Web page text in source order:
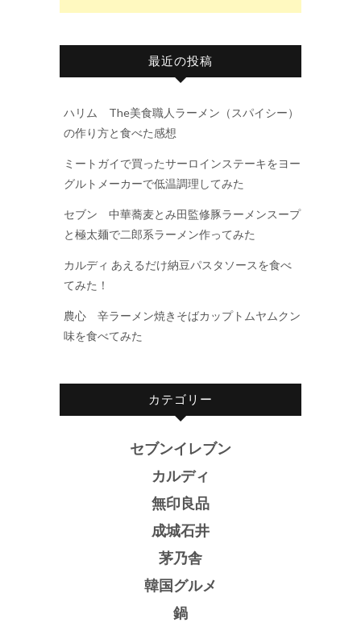
最近の投稿
ハリム The美食職人ラーメン（スパイシー）
の作り方と食べた感想
ミートガイで買ったサーロインステーキをヨー
グルトメーカーで低温調理してみた
セブン 中華蕎麦とみ田監修豚ラーメンスープ
と極太麺で二郎系ラーメン作ってみた
カルディ あえるだけ納豆パスタソースを食べ
てみた！
農心 辛ラーメン焼きそばカップトムヤムクン
味を食べてみた
カテゴリー
セブンイレブン
カルディ
無印良品
成城石井
茅乃舎
韓国グルメ
鍋